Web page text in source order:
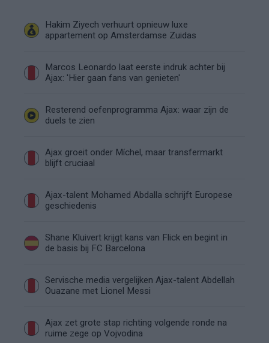
Hakim Ziyech verhuurt opnieuw luxe
appartement op Amsterdamse Zuidas
Marcos Leonardo laat eerste indruk achter bij
Ajax: 'Hier gaan fans van genieten'
Resterend oefenprogramma Ajax: waar zijn de
duels te zien
Ajax groeit onder Míchel, maar transfermarkt
blijft cruciaal
Ajax-talent Mohamed Abdalla schrijft Europese
geschiedenis
Shane Kluivert krijgt kans van Flick en begint in
de basis bij FC Barcelona
Servische media vergelijken Ajax-talent Abdellah
Ouazane met Lionel Messi
Ajax zet grote stap richting volgende ronde na
ruime zege op Vojvodina